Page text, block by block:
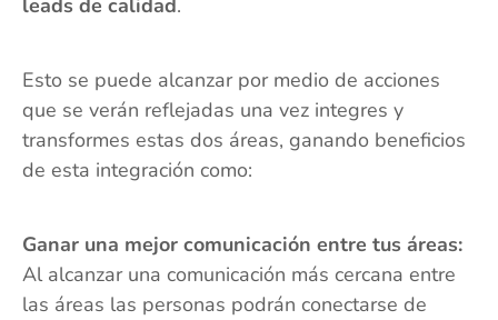
leads de calidad.
Esto se puede alcanzar por medio de acciones
que se verán reflejadas una vez integres y
transformes estas dos áreas, ganando beneficios
de esta integración como:
Ganar una mejor comunicación entre tus áreas:
Al alcanzar una comunicación más cercana entre
las áreas las personas podrán conectarse de